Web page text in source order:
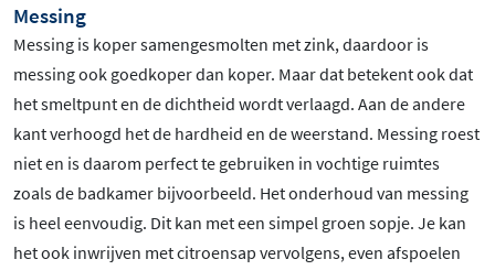
Messing
Messing is koper samengesmolten met zink, daardoor is
messing ook goedkoper dan koper. Maar dat betekent ook dat
het smeltpunt en de dichtheid wordt verlaagd. Aan de andere
kant verhoogd het de hardheid en de weerstand. Messing roest
niet en is daarom perfect te gebruiken in vochtige ruimtes
zoals de badkamer bijvoorbeeld. Het onderhoud van messing
is heel eenvoudig. Dit kan met een simpel groen sopje. Je kan
het ook inwrijven met citroensap vervolgens, even afspoelen